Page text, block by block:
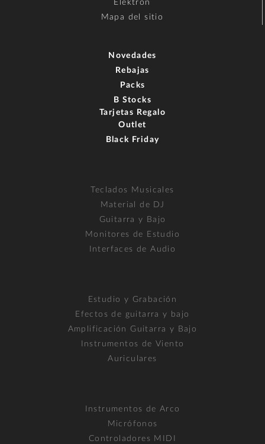
Elektron
Mapa del sitio
Novedades
Rebajas
Packs
B Stocks
Tarjetas Regalo
Outlet
Black Friday
Teclados Musicales
Material de DJ
Guitarra y Bajo
Monitores de Estudio
Interfaces de Audio
Estudio y Grabación
Efectos de guitarra y bajo
Amplificación Guitarra y Bajo
Instrumentos de Viento
Auriculares
Instrumentos de Arco
Micrófonos
Controladores MIDI